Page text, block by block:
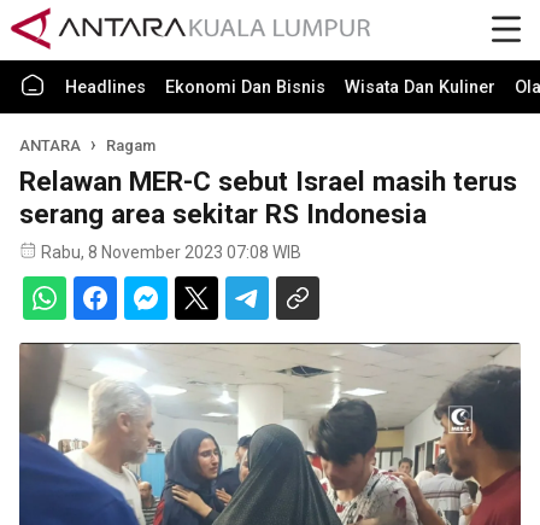
Headlines Ekonomi Dan Bisnis Wisata Dan Kuliner
ANTARA Ragam
Relawan MER-C sebut Israel masih terus
serang area sekitar RS Indonesia
Rabu, 8 November 2023 07:08 WIB